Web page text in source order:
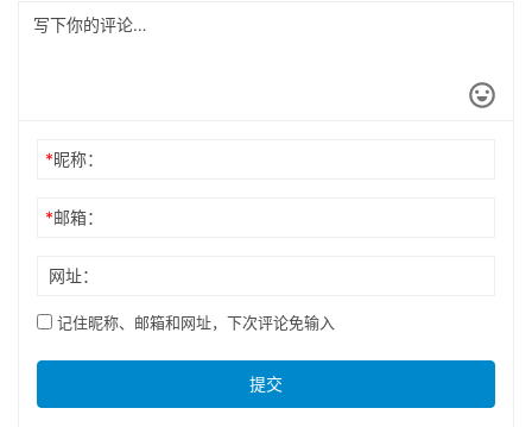
*昵称：
*邮箱：
网址：
记住昵称、邮箱和网址，下次评论免输入
提交